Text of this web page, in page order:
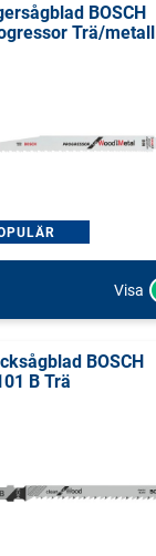
BOSCH
Trä/metall
Visa
BOSCH
B Trä